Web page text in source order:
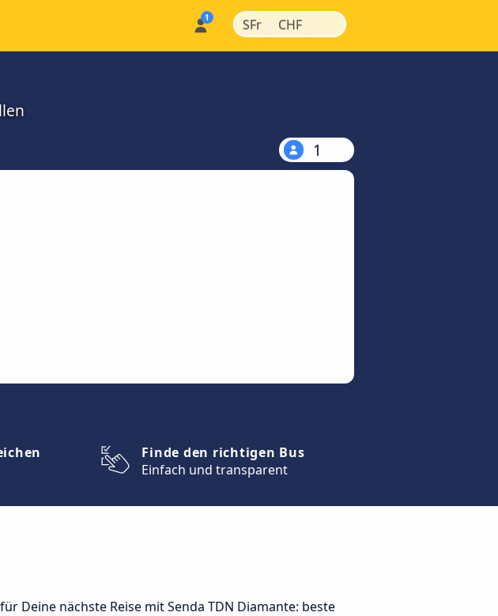
SFr | CHF |
1
Finde den richtigen Bus
Einfach und transparent
Deine nächste Reise mit Senda TDN Diamante: beste